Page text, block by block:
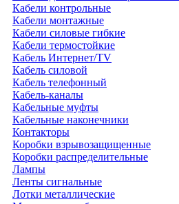
Кабели контрольные
Кабели монтажные
Кабели силовые гибкие
Кабели термостойкие
Кабель Интернет/TV
Кабель силовой
Кабель телефонный
Кабель-каналы
Кабельные муфты
Кабельные наконечники
Контакторы
Коробки взрывозащищенные
Коробки распределительные
Лампы
Ленты сигнальные
Лотки металлические